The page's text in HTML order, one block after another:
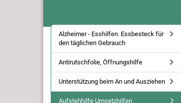
Alzheimer - Esshilfen. Essbesteck für
den täglichen Gebrauch
Antirutschfolie, Öffnungshilfe
Unterstützung beim An und Ausziehen
Aufstehhilfe Umsetzhilfen